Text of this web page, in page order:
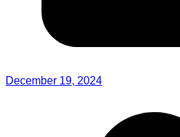
December 19, 2024